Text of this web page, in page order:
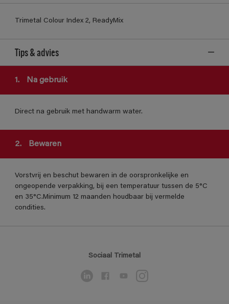
Trimetal Colour Index 2, ReadyMix
Tips & advies
1. Na gebruik
Direct na gebruik met handwarm water.
2. Bewaren
Vorstvrij en beschut bewaren in de oorspronkelijke en
ongeopende verpakking, bij een temperatuur tussen de 5°C
en 35°C.Minimum 12 maanden houdbaar bij vermelde
condities.
Sociaal Trimetal